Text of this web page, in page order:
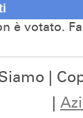
è votato.
|
|